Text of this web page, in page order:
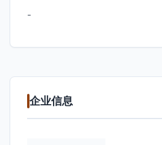
-
企业信息